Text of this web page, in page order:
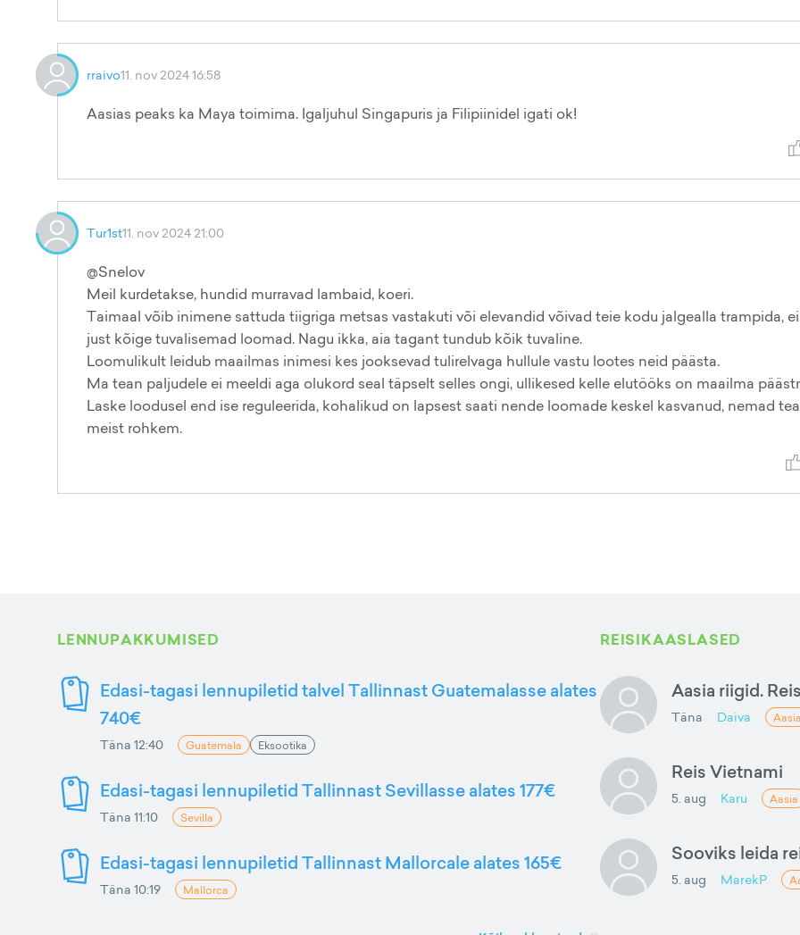
rraivo11. nov 2024 16:58
Aasias peaks ka Maya toimima. Igaljuhul Singapuris ja Filipiinidel igati ok!
Tur1st11. nov 2024 21:00
@Snelov
Meil kurdetakse, hundid murravad lambaid, koeri.
Taimaal võib inimene sattuda tiigriga metsas vastakuti või elevandid võivad teie kodu jalgealla trampida,
just kõige tuvalisemad loomad. Nagu ikka, aia tagant tundub kõik tuvaline.
Loomulikult leidub maailmas inimesi kes jooksevad tulirelvaga hullule vastu lootes neid päästa.
Ma tean paljudele ei meeldi aga olukord seal täpselt selles ongi, ullikesed kelle elutööks on maailma
Laske loodusel end ise reguleerida, kohalikud on lapsest saati nende loomade keskel kasvanud, nemad
meist rohkem.
LENNUPAKKUMISED
Edasi-tagasi lennupiletid talvel Tallinnast Guatemalasse alates
740€
Täna 12:40 Guatemala Eksootika
Edasi-tagasi lennupiletid Tallinnast Sevillasse alates 177€
Täna 11:10 Sevilla
Edasi-tagasi lennupiletid Tallinnast Mallorcale alates 165€
Täna 10:19 Mallorca
REISIKAASLASED
Aasia riigid.
Täna Daiva Aasia
Reis Vietnami
5. aug Karu Aasia
Sooviks leida
5. aug MarekP